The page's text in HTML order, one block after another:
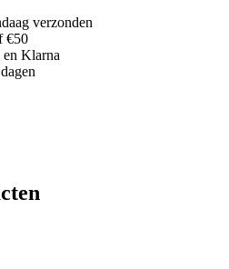
verzonden
€50
Klarna